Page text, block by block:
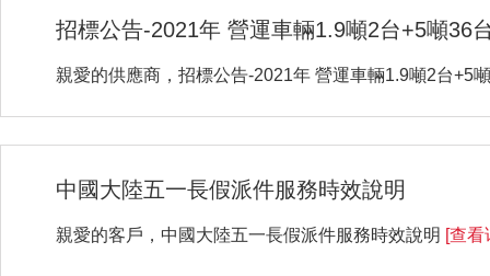
招標公告-2021年 營運車輛1.9噸2台+5噸36
親愛的供應商，招標公告-2021年 營運車輛1.9噸2台+5
中國大陸五一長假派件服務時效說明
親愛的客戶，中國大陸五一長假派件服務時效說明 [查看